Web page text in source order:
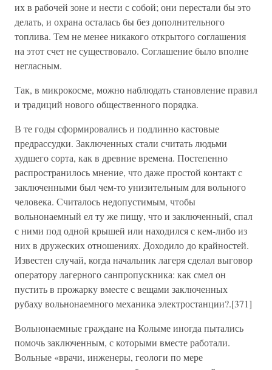
их в рабочей зоне и нести с собой; они перестали бы это
делать, и охрана осталась бы без дополнительного
топлива. Тем не менее никакого открытого соглашения
на этот счет не существовало. Соглашение было вполне
негласным.
Так, в микрокосме, можно наблюдать становление правил
и традиций нового общественного порядка.
В те годы сформировались и подлинно кастовые
предрассудки. Заключенных стали считать людьми
худшего сорта, как в древние времена. Постепенно
распространилось мнение, что даже простой контакт с
заключенными был чем-то унизительным для вольного
человека. Считалось недопустимым, чтобы
вольнонаемный ел ту же пищу, что и заключенный, спал
с ними под одной крышей или находился с кем-либо из
них в дружеских отношениях. Доходило до крайностей.
Известен случай, когда начальник лагеря сделал выговор
оператору лагерного санпропускника: как смел он
пустить в прожарку вместе с вещами заключенных
рубаху вольнонаемного механика электростанции?.[371]
Вольнонаемные граждане на Колыме иногда пытались
помочь заключенным, с которыми вместе работали.
Вольные «врачи, инженеры, геологи по мере